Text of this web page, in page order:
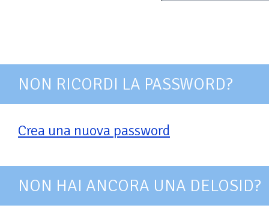
NON RICORDI LA PASSWORD?
Crea una nuova password
NON HAI ANCORA UNA DELOSID?